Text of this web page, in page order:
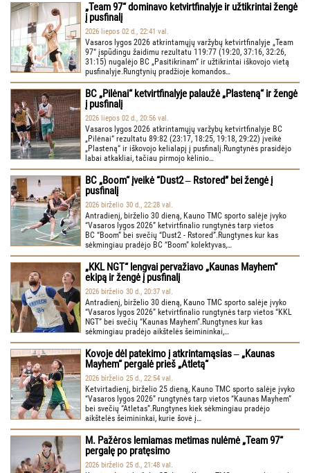
„Team 97“ dominavo ketvirtfinalyje ir užtikrintai žengė
į pusfinalį
2026 liepos 02 d., 22:41 val.
Vasaros lygos 2026 atkrintamųjų varžybų ketvirtfinalyje „Team
97“ įspūdingu žaidimu rezultatu 119:77 (19:20, 37:16, 32:26,
31:15) nugalėjo BC „Pasitikrinam“ ir užtikrintai iškovojo vietą
pusfinalyje.Rungtynių pradžioje komandos…
BC „Pilėnai“ ketvirtfinalyje palaužė „Plasteną“ ir žengė
į pusfinalį
2026 liepos 02 d., 20:56 val.
Vasaros lygos 2026 atkrintamųjų varžybų ketvirtfinalyje BC
„Pilėnai“ rezultatu 89:82 (23:17, 18:25, 19:18, 29:22) įveikė
„Plasteną“ ir iškovojo kelialapį į pusfinalį.Rungtynės prasidėjo
labai atkakliai, tačiau pirmojo kėlinio…
BC „Boom“ įveikė “Dust2 ‒ Rstored” bei žengė į
pusfinalį
2026 birželio 30 d., 22:28 val.
Antradienį, birželio 30 dieną, Kauno TMC sporto salėje įvyko
“Vasaros lygos 2026” ketvirtfinalio rungtynės tarp vietos
BC “Boom” bei svečių “Dust2 - Rstored”.Rungtynes kur kas
sėkmingiau pradėjo BC “Boom” kolektyvas,…
„KKL NGT“ lengvai pervažiavo „Kaunas Mayhem“
ekipą ir žengė į pusfinalį
2026 birželio 30 d., 20:37 val.
Antradienį, birželio 30 dieną, Kauno TMC sporto salėje įvyko
“Vasaros lygos 2026” ketvirtfinalio rungtynės tarp vietos “KKL
NGT” bei svečių “Kaunas Mayhem”.Rungtynes kur kas
sėkmingiau pradėjo aikštelės šeimininkai,…
Kovoje dėl patekimo į atkrintamąsias ‒ „Kaunas
Mayhem“ pergalė prieš „Atletą“
2026 birželio 25 d., 22:54 val.
Ketvirtadienį, birželio 25 dieną, Kauno TMC sporto salėje įvyko
“Vasaros lygos 2026” rungtynės tarp vietos “Kaunas Mayhem”
bei svečių “Atletas”.Rungtynes kiek sėkmingiau pradėjo
aikštelės šeimininkai, kurie šovė į…
M. Pažėros lemiamas metimas nulėmė „Team 97“
pergalę po pratęsimo
2026 birželio 25 d., 21:48 val.